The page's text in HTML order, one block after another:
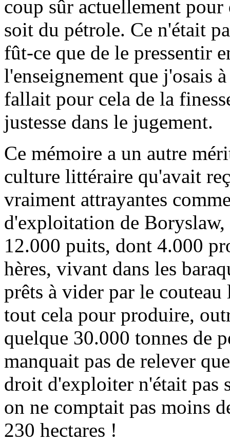
coup sûr actuellement
soit du pétrole. Ce n'était
fût-ce que de le pressentir
l'enseignement que j'osais
fallait pour cela de la
justesse dans le jugement.
Ce mémoire a un autre
culture littéraire qu'avait
vraiment attrayantes
d'exploitation de Boryslaw,
12.000 puits, dont 4.000
hères, vivant dans les
prêts à vider par le
tout cela pour produire,
quelque 30.000 tonnes de
manquait pas de relever
droit d'exploiter n'était pas
on ne comptait pas moins
230 hectares !